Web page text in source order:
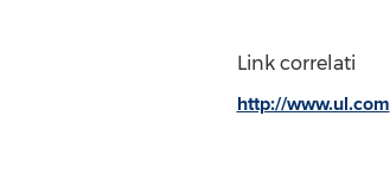
Link correlati
http://www.ul.com